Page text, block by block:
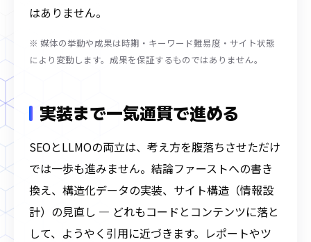
はありません。
※ 媒体の挙動や成果は時期・キーワード難易度・サイト状態
により変動します。成果を保証するものではありません。
実装まで一気通貫で進める
SEOとLLMOの両立は、考え方を腹落ちさせただけ
では一歩も進みません。結論ファーストへの書き
換え、構造化データの実装、サイト構造（情報設
計）の見直し ― どれもコードとコンテンツに落と
して、ようやく引用に近づきます。レポートやツ